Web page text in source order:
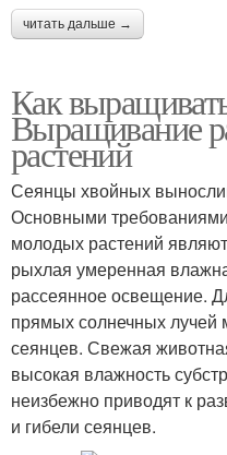
читать дальше →
Как
Выращивание
растений
Сеянцы хвойных
Основными
молодых растений
рыхлая умеренная
рассеянное освещение.
прямых солнечных лучей
сеянцев. Свежая
высокая влажность
неизбежно приводят к
и гибели сеянцев.